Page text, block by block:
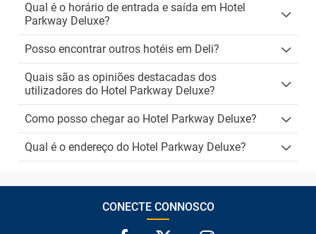
Qual é o horário de entrada e saída em Hotel
Parkway Deluxe?
Posso encontrar outros hotéis em Deli?
Quais são as opiniões destacadas dos
utilizadores do Hotel Parkway Deluxe?
Como posso chegar ao Hotel Parkway Deluxe?
Qual é o endereço do Hotel Parkway Deluxe?
CONECTE CONNOSCO